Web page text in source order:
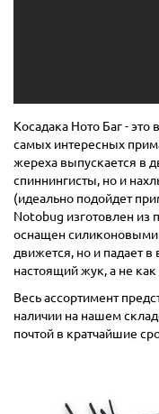
Косадака Ното Баг -
самых интересных
жереха выпускается в
спиннингисты, но и
(идеально подойдет
Notobug изготовлен из
оснащен силиконовыми
движется, но и падает в
настоящий жук, а не как
Весь ассортимент
наличии на нашем
почтой в кратчайшие